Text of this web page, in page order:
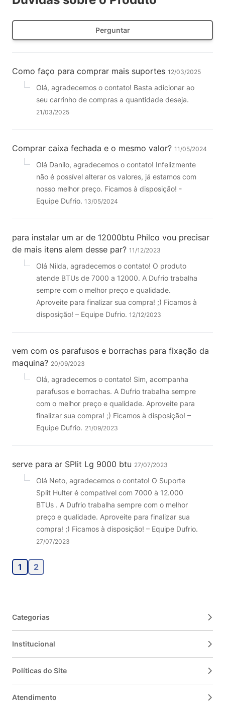
Perguntar
Como faço para comprar mais suportes 12/03/2025
Olá, agradecemos o contato! Basta adicionar ao
seu carrinho de compras a quantidade deseja.
21/03/2025
Comprar caixa fechada e o mesmo valor? 11/05/2024
Olá Danilo, agradecemos o contato! Infelizmente
não é possível alterar os valores, já estamos com
nosso melhor preço. Ficamos à disposição! -
Equipe Dufrio. 13/05/2024
para instalar um ar de 12000btu Philco vou precisar
de mais itens alem desse par? 11/12/2023
Olá Nilda, agradecemos o contato! O produto
atende BTUs de 7000 a 12000. A Dufrio trabalha
sempre com o melhor preço e qualidade.
Aproveite para finalizar sua compra! ;) Ficamos à
disposição! – Equipe Dufrio. 12/12/2023
vem com os parafusos e borrachas para fixação da
maquina? 20/09/2023
Olá, agradecemos o contato! Sim, acompanha
parafusos e borrachas. A Dufrio trabalha sempre
com o melhor preço e qualidade. Aproveite para
finalizar sua compra! ;) Ficamos à disposição! –
Equipe Dufrio. 21/09/2023
serve para ar SPlit Lg 9000 btu 27/07/2023
Olá Neto, agradecemos o contato! O Suporte
Split Hulter é compatível com 7000 à 12.000
BTUs . A Dufrio trabalha sempre com o melhor
preço e qualidade. Aproveite para finalizar sua
compra! ;) Ficamos à disposição! – Equipe Dufrio.
27/07/2023
1 2
Categorias
Institucional
Políticas do Site
Atendimento